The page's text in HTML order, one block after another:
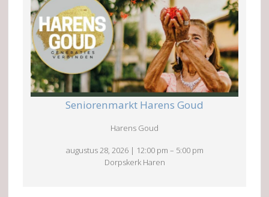
Seniorenmarkt Harens Goud
Harens Goud
augustus 28, 2026 | 12:00 pm – 5:00 pm
Dorpskerk Haren